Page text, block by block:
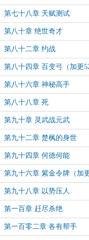
第七十八章 天赋测试
第八十章 绝世奇才
第八十二章 约战
第八十四章 百变弓（加更52
第八十六章 神秘高手
第八十八章 死
第九十章 灵武战元武
第九十二章 楚枫的身世
第九十四章 何德何能
第九十六章 紫金令牌（加更
第九十八章 以势压人
第一百章 赶尽杀绝
第一百零二章 各有帮手